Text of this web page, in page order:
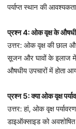
पर्याप्त स्थान की
प्रश्न 4: ओक वृक्ष के
उत्तर: ओक वृक्ष की छाल और
सूजन और घावों के इलाज में
औषधीय उपचारों में होता
प्रश्न 5: क्या ओक वृक्ष
उत्तर: हां, ओक वृक्ष
डाइऑक्साइड को